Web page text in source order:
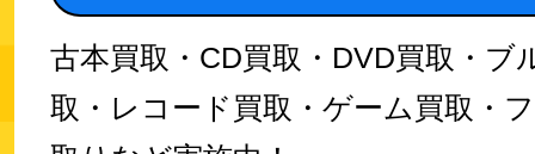
古本買取・CD買取・DVD買取・ブ
取・レコード買取・ゲーム買取・